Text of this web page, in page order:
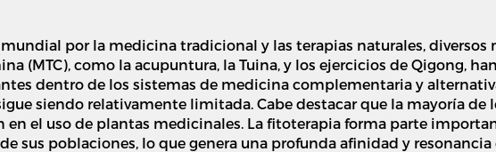
por la medicina tradicional y las terapias naturales,
(MTC), como la acupuntura, la Tuina, y los ejercicios de Qigong,
dentro de los sistemas de medicina complementaria y
siendo relativamente limitada. Cabe destacar que la mayoría
en el uso de plantas medicinales. La fitoterapia forma parte
sus poblaciones, lo que genera una profunda afinidad y